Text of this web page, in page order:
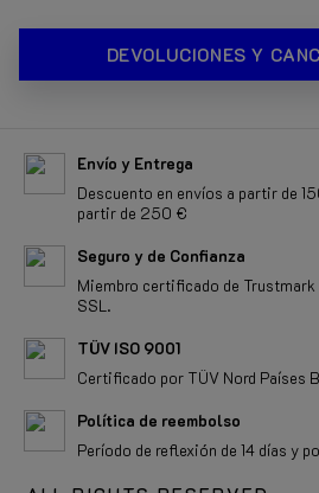
DEVOLUCIONES Y
Envío y Entrega
Descuento en envíos a partir de
partir de 250 €
Seguro y de Confianza
Miembro certificado de Trustmark
SSL.
TÜV ISO 9001
Certificado por TÜV Nord Países
Política de reembolso
Período de reflexión de 14 días y